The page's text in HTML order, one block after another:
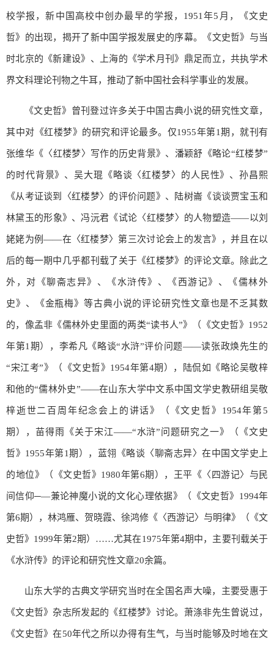
校学报，新中国高校中创办最早的学报，1951年5月，《文史
哲》的出现，揭开了新中国学报发展史的序幕。《文史哲》与当
时北京的《新建设》、上海的《学术月刊》鼎足而立，共执学术
界文科理论刊物之牛耳，推动了新中国社会科学事业的发展。
《文史哲》曾刊登过许多关于中国古典小说的研究性文章，
其中对《红楼梦》的研究和评论最多。仅1955年第1期，就刊有
张维华《〈红楼梦〉写作的历史背景》、潘颖舒《略论“红楼梦”
的时代背景》、吴大琨《略谈〈红楼梦〉的人民性》、孙昌熙
《从考证谈到〈红楼梦〉的评价问题》、陆树崙《谈谈贾宝玉和
林黛玉的形象》、冯沅君《试论〈红楼梦〉的人物塑造——以刘
姥姥为例——在〈红楼梦〉第三次讨论会上的发言》，并且在以
后的每一期中几乎都刊载了关于《红楼梦》的评论文章。除此之
外，对《聊斋志异》、《水浒传》、《西游记》、《儒林外
史》、《金瓶梅》等古典小说的评论研究性文章也是不乏其数
的，像孟非《儒林外史里面的两类“读书人”》（《文史哲》1952
年第1期），李希凡《略谈“水浒”评价问题——读张政焕先生的
“宋江考”》（《文史哲》1954年第4期），陆侃如《略论吴敬梓
和他的“儒林外史”——在山东大学中文系中国文学史教研组吴敬
梓逝世二百周年纪念会上的讲话》（《文史哲》1954年第5
期），苗得雨《关于宋江——“水浒”问题研究之一》（《文史
哲》1955年第1期），蓝翎《略谈〈聊斋志异〉在中国文学史上
的地位》（《文史哲》1980年第6期），王平《〈四游记〉与民
间信仰─—兼论神魔小说的文化心理依据》（《文史哲》1994年
第6期），林鸿雁、贺晓霞、徐鸿修《〈西游记〉与明律》（《文
史哲》1999年第2期）……尤其在1975年第4期中，主要刊载关于
《水浒传》的评论和研究性文章20余篇。
山东大学的古典文学研究当时在全国名声大噪，主要受惠于
《文史哲》杂志所发起的《红楼梦》讨论。萧涤非先生曾说过，
《文史哲》在50年代之所以办得有生气，与当时能够及时地在文